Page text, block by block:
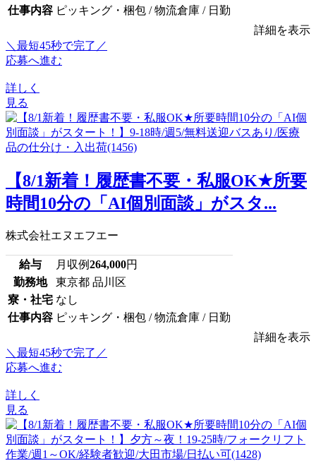
仕事内容 ピッキング・梱包 / 物流倉庫 / 日勤
詳細を表示
＼最短45秒で完了／
応募へ進む
詳しく
見る
【8/1新着！履歴書不要・私服OK★所要
時間10分の「AI個別面談」がスタ...
株式会社エヌエフエー
給与 月収例264,000円
勤務地
東京都 品川区
寮・社宅 なし
仕事内容 ピッキング・梱包 / 物流倉庫 / 日勤
詳細を表示
＼最短45秒で完了／
応募へ進む
詳しく
見る